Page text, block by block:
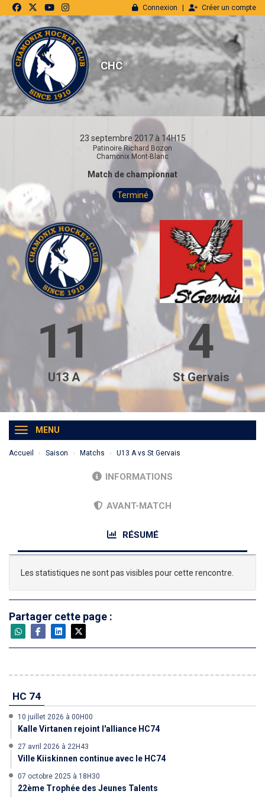
Connexion Créer un compte
CHC
23 septembre 2017 à 14H15
Patinoire Richard Bozon
Chamonix Mont-Blanc
Match de championnat
Terminé
11 4
U13 A St Gervais
MENU
Accueil Saison Matchs U13 A vs St Gervais
INFORMATIONS
AVANT-MATCH
RÉSUMÉ
Les statistiques ne sont pas visibles pour cette rencontre.
Partager cette page :
HC 74
10 juillet 2026 à 00H00
Kalle Virtanen rejoint l'alliance HC74
27 avril 2026 à 22H43
Ville Kiiskinnen continue avec le HC74
07 octobre 2025 à 18H30
22ème Trophée des Jeunes Talents
Panneau de gestion des cookies